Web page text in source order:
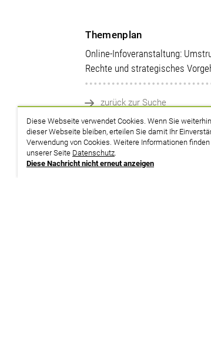
Diese Webseite verwendet Cookies. Wenn Sie
dieser Webseite bleiben, erteilen Sie damit Ihr
Verwendung von Cookies. Weitere Informationen
unserer Seite Datenschutz.
Diese Nachricht nicht erneut anzeigen
Themenplan
Online-Infoveranstaltung:
Rechte und strategisches
zurück zur Suche
Termine